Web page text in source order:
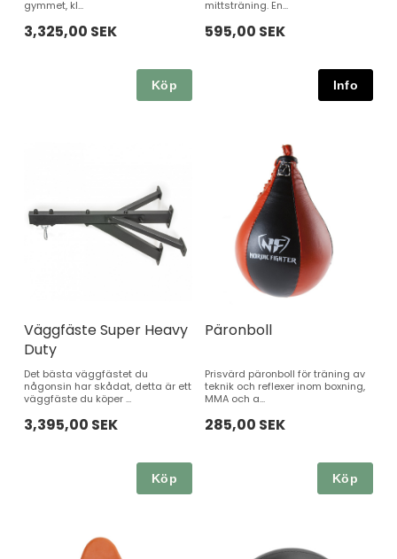
gymmet, kl...
3,325,00 SEK
Köp
mittsträning. En...
595,00 SEK
Väggfäste Super Heavy
Duty
Det bästa väggfästet du
någonsin har skådat, detta är ett
väggfäste du köper ...
3,395,00 SEK
Köp
Päronboll
Prisvärd päronboll för träning av
teknik och reflexer inom boxning,
MMA och a...
285,00 SEK
Köp